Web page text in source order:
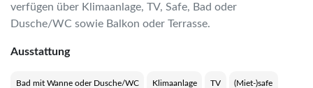
verfügen über Klimaanlage, TV, Safe, Bad oder
Dusche/WC sowie Balkon oder Terrasse.
Ausstattung
Bad mit Wanne oder Dusche/WC Klimaanlage TV (Miet-)safe